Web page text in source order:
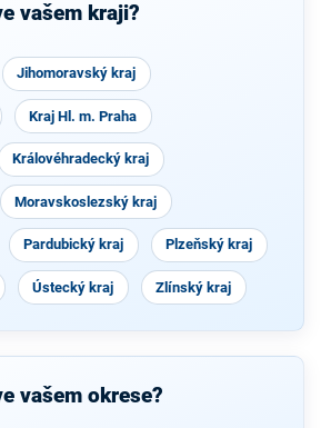
vašem kraji?
Jihomoravský kraj
Kraj Hl. m. Praha
Královéhradecký kraj
Moravskoslezský kraj
Pardubický kraj Plzeňský kraj
Ústecký kraj Zlínský kraj
vašem okrese?